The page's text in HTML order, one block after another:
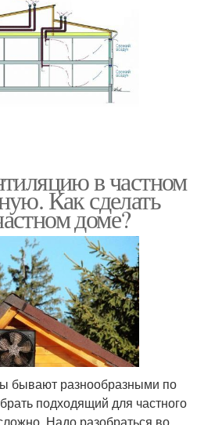
в частном
Как сделать
доме?
бывают разнообразными по
подходящий для частного